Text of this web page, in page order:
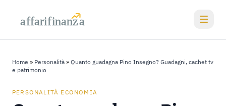
affarifinanza
affarifinanza
Home » Personalità » Quanto guadagna Pino Insegno? Guadagni, cachet tv
e patrimonio
PERSONALITÀ ECONOMIA